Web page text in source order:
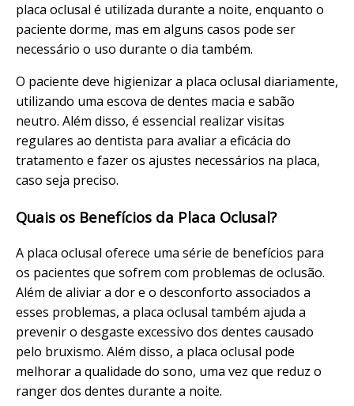
placa oclusal é utilizada durante a noite, enquanto o
paciente dorme, mas em alguns casos pode ser
necessário o uso durante o dia também.
O paciente deve higienizar a placa oclusal diariamente,
utilizando uma escova de dentes macia e sabão
neutro. Além disso, é essencial realizar visitas
regulares ao dentista para avaliar a eficácia do
tratamento e fazer os ajustes necessários na placa,
caso seja preciso.
Quais os Benefícios da Placa Oclusal?
A placa oclusal oferece uma série de benefícios para
os pacientes que sofrem com problemas de oclusão.
Além de aliviar a dor e o desconforto associados a
esses problemas, a placa oclusal também ajuda a
prevenir o desgaste excessivo dos dentes causado
pelo bruxismo. Além disso, a placa oclusal pode
melhorar a qualidade do sono, uma vez que reduz o
ranger dos dentes durante a noite.